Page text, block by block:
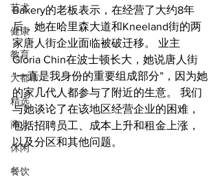
艺术
健康
教育
大都市
精选
商业
休闲
餐饮
Bakery的老板表示，在经营了大约8年
后，她在哈里森大道和Kneeland街的两
家唐人街企业面临被破迁移。 业主
Gloria Chin在波士顿长大，她说唐人街
“一直是我身份的重要组成部分”，因为她
的家几代人都参与了附近的生意。 我们
与她谈论了在该地区经营企业的困难，
包括招聘员工、成本上升和租金上涨，
以及分区和其他问题。